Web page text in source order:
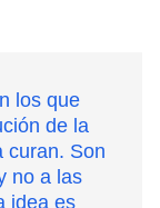
los que
de la
curan. Son
no a las
idea es